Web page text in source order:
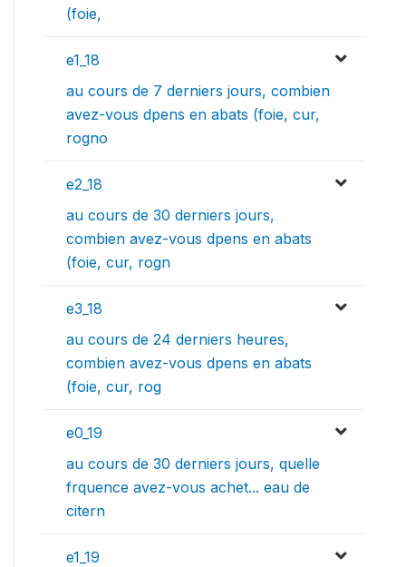
(foie,
e1_18
au cours de 7 derniers jours, combien
avez-vous dpens en abats (foie, cur,
rogno
e2_18
au cours de 30 derniers jours,
combien avez-vous dpens en abats
(foie, cur, rogn
e3_18
au cours de 24 derniers heures,
combien avez-vous dpens en abats
(foie, cur, rog
e0_19
au cours de 30 derniers jours, quelle
frquence avez-vous achet... eau de
citern
e1_19